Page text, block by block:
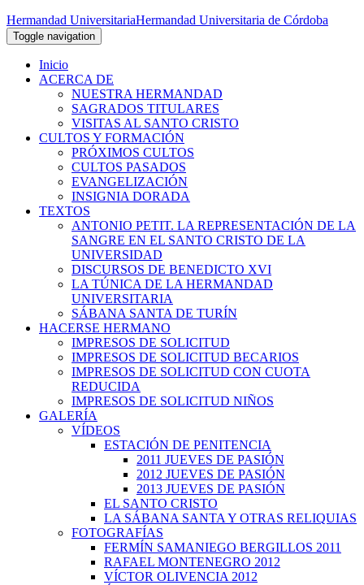
Hermandad UniversitariaHermandad Universitaria de Córdoba
Toggle navigation
Inicio
ACERCA DE
NUESTRA HERMANDAD
SAGRADOS TITULARES
VISITAS AL SANTO CRISTO
CULTOS Y FORMACIÓN
PRÓXIMOS CULTOS
CULTOS PASADOS
EVANGELIZACIÓN
INSIGNIA DORADA
TEXTOS
ANTONIO PETIT. LA REPRESENTACIÓN DE LA
SANGRE EN EL SANTO CRISTO DE LA
UNIVERSIDAD
DISCURSOS DE BENEDICTO XVI
LA TÚNICA DE LA HERMANDAD
UNIVERSITARIA
SÁBANA SANTA DE TURÍN
HACERSE HERMANO
IMPRESOS DE SOLICITUD
IMPRESOS DE SOLICITUD BECARIOS
IMPRESOS DE SOLICITUD CON CUOTA
REDUCIDA
IMPRESOS DE SOLICITUD NIÑOS
GALERÍA
VÍDEOS
ESTACIÓN DE PENITENCIA
2011 JUEVES DE PASIÓN
2012 JUEVES DE PASIÓN
2013 JUEVES DE PASIÓN
EL SANTO CRISTO
LA SÁBANA SANTA Y OTRAS RELIQUIAS
FOTOGRAFÍAS
FERMÍN SAMANIEGO BERGILLOS 2011
RAFAEL MONTENEGRO 2012
VÍCTOR OLIVENCIA 2012